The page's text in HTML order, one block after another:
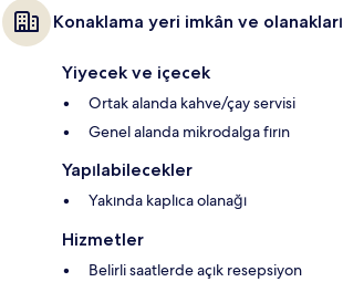
Konaklama yeri imkân ve olanakları
Yiyecek ve içecek
Ortak alanda kahve/çay servisi
Genel alanda mikrodalga fırın
Yapılabilecekler
Yakında kaplıca olanağı
Hizmetler
Belirli saatlerde açık resepsiyon